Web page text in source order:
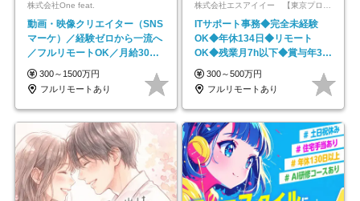
株式会社One feat.
動画・映像クリエイター（SNS
マーケ）／経験ゼロから一流へ
／フルリモートOK／月給30万
円～／年休130日以上
300～1500万円
フルリモートあり
ITサポート事務◆完全未経験
OK◆年休134日◆リモート
OK◆残業月7h以下◆賞与年3回
◆5年目まで必ず昇給
300～500万円
フルリモートあり